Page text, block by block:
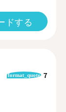
ドする
format_quote 7